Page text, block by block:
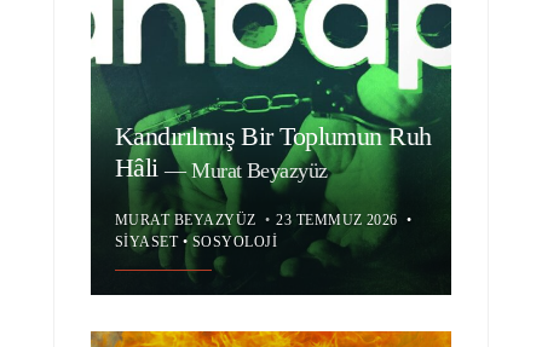
Kandırılmış Bir Toplumun Ruh
Hâli—Murat Beyazyüz
MURAT BEYAZYÜZ • 23 TEMMUZ 2026 •
SIYASET• SOSYOLOJI